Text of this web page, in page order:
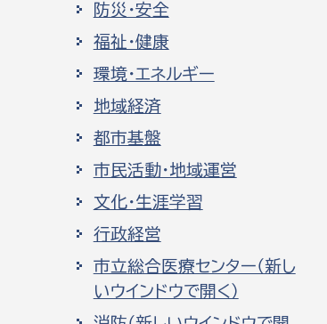
防災・安全
福祉・健康
環境・エネルギー
地域経済
都市基盤
市民活動・地域運営
文化・生涯学習
行政経営
市立総合医療センター（新し
いウインドウで開く）